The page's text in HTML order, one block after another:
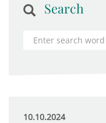
Search
10.10.2024